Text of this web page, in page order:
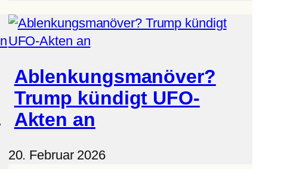
Ablenkungsmanöver?
Trump kündigt UFO-
Akten an
20. Februar 2026